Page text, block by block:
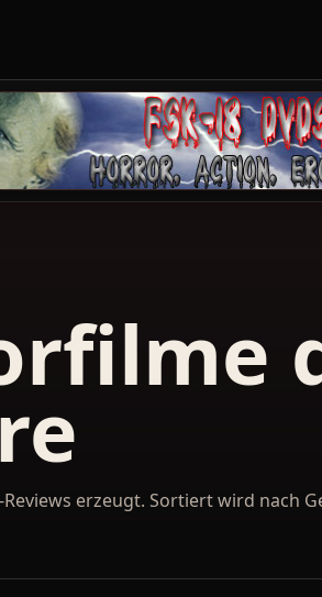
erzeugt. Sortiert wird nach